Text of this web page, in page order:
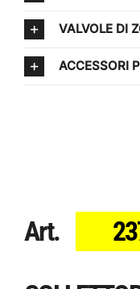
Art.
VALVOLE DI
ACCESSORI